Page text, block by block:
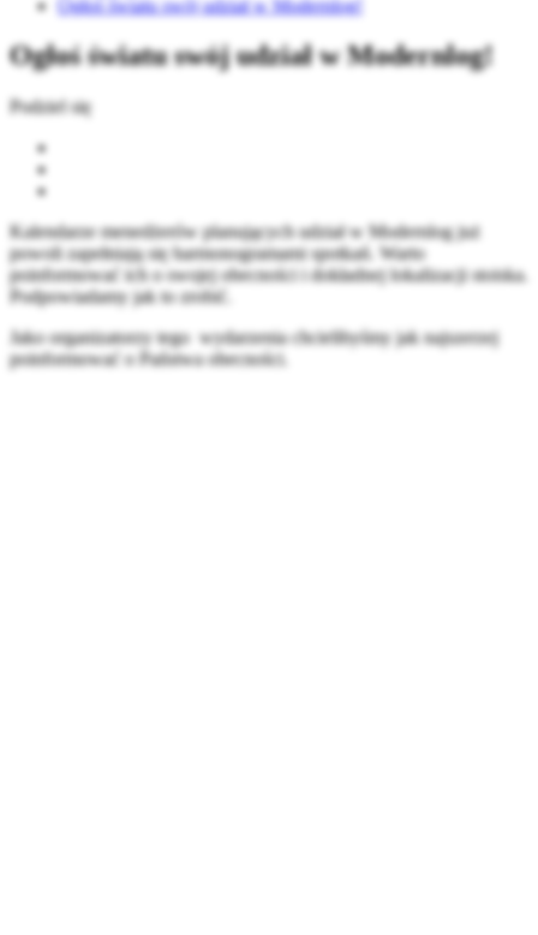
Ogłoś światu swój udział w Modernlog!
Ogłoś światu swój udział w Modernlog!
Podziel się
Kalendarze menedżerów planujących udział w Modernlog już
powoli zapełniają się harmonogramami spotkań. Warto
poinformować ich o swojej obecności i dokładnej lokalizacji stoiska.
Podpowiadamy jak to zrobić.
Jako organizatorzy tego wydarzenia chcielibyśmy jak najszerzej
poinformować o Państwa obecności.